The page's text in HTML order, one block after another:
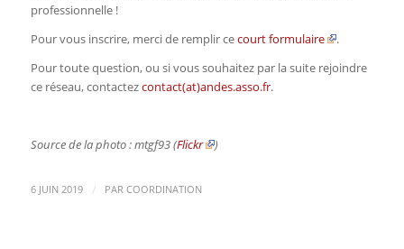
professionnelle !
Pour vous inscrire, merci de remplir cecourt formulaire
.
Pour toute question, ou si vous souhaitez par la suite rejoindre
ce réseau, contactezcontact(at)andes.asso.fr.
Source de la photo : mtgf93 (Flickr )
6 JUIN 2019 / PAR COORDINATION